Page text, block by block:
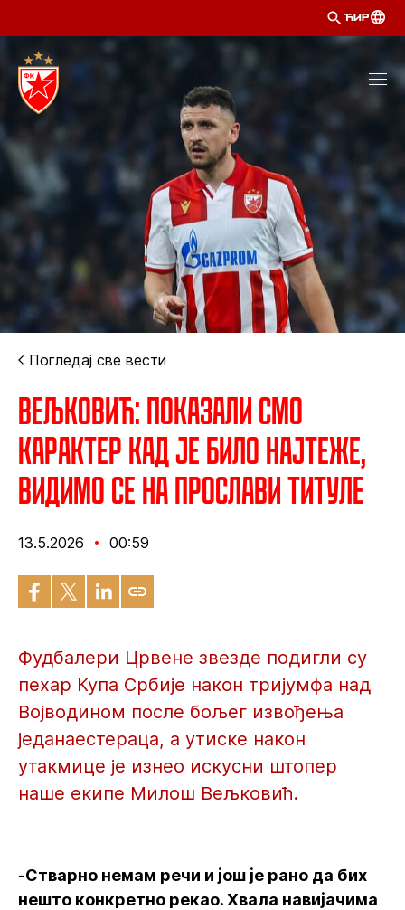
ЋИР
Погледај све вести
Вељковић: Показали смо
карактер кад је било најтеже,
видимо се на прослави титуле
13.5.2026 00:59
Фудбалери Црвене звезде подигли су
пехар Купа Србије након тријумфа над
Војводином после бољег извођења
једанаестераца, а утиске након
утакмице је изнео искусни штопер
наше екипе Милош Вељковић.
-Стварно немам речи и још је рано да бих
нешто конкретно рекао. Хвала навијачима